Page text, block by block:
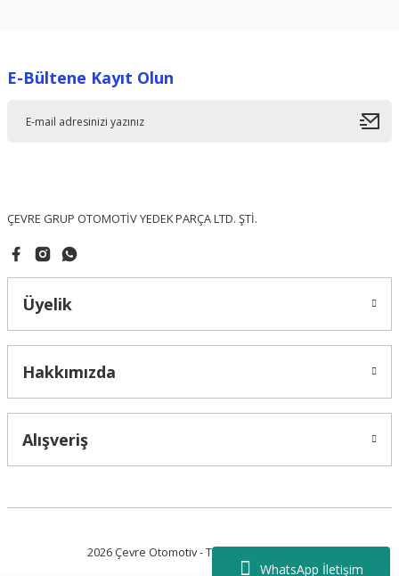
WhatsApp İletişim
Ürün resmi kalitesiz, bozuk veya görüntülenemiyor.
E-Bültene Kayıt Olun
ÇEVRE GRUP OTOMOTİV YEDEK PARÇA LTD. ŞTİ.
Üyelik
Hakkımızda
Alışveriş
2026 Çevre Otomotiv - Tüm Hakları Saklıdır.